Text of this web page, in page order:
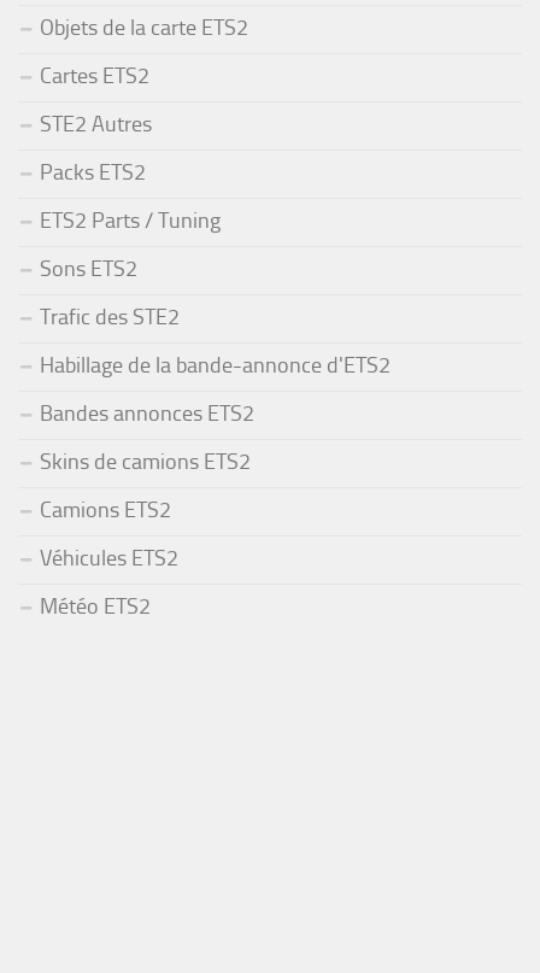
Objets de la carte ETS2
Cartes ETS2
STE2 Autres
Packs ETS2
ETS2 Parts / Tuning
Sons ETS2
Trafic des STE2
Habillage de la bande-annonce d'ETS2
Bandes annonces ETS2
Skins de camions ETS2
Camions ETS2
Véhicules ETS2
Météo ETS2